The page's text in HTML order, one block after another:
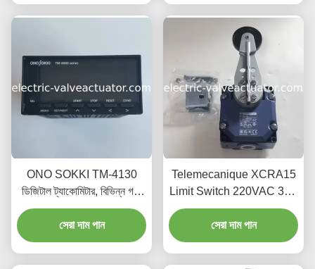
ONO SOKKI TM-4130
ডিজিটাল ট্যাকোমিটার, বিভিন্ন গতি
পরিমাপের জন্য উপযুক্ত
সেরা দাম পান
Telemecanique XCRA15
Limit Switch 220VAC 3A -
ইন্ডাস্ট্রিয়াল গ্রেডের ট্রাভেল লিমিটার
সেরা দাম পান